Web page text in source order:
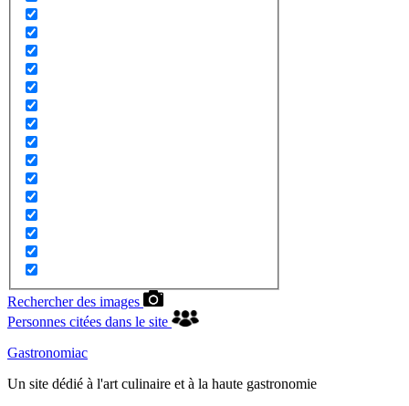
Rechercher des images
Personnes citées dans le site
Gastronomiac
Un site dédié à l'art culinaire et à la haute gastronomie